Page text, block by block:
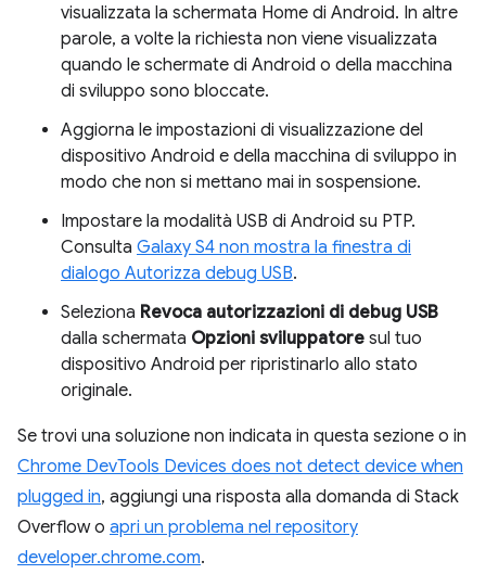
visualizzata la schermata Home di Android. In altre
parole, a volte la richiesta non viene visualizzata
quando le schermate di Android o della macchina
di sviluppo sono bloccate.
Aggiorna le impostazioni di visualizzazione del
dispositivo Android e della macchina di sviluppo in
modo che non si mettano mai in sospensione.
Impostare la modalità USB di Android su PTP.
Consulta Galaxy S4 non mostra la finestra di
dialogo Autorizza debug USB.
Seleziona Revoca autorizzazioni di debug USB
dalla schermata Opzioni sviluppatore sul tuo
dispositivo Android per ripristinarlo allo stato
originale.
Se trovi una soluzione non indicata in questa sezione o in
Chrome DevTools Devices does not detect device when
plugged in, aggiungi una risposta alla domanda di Stack
Overflow o apri un problema nel repository
developer.chrome.com.